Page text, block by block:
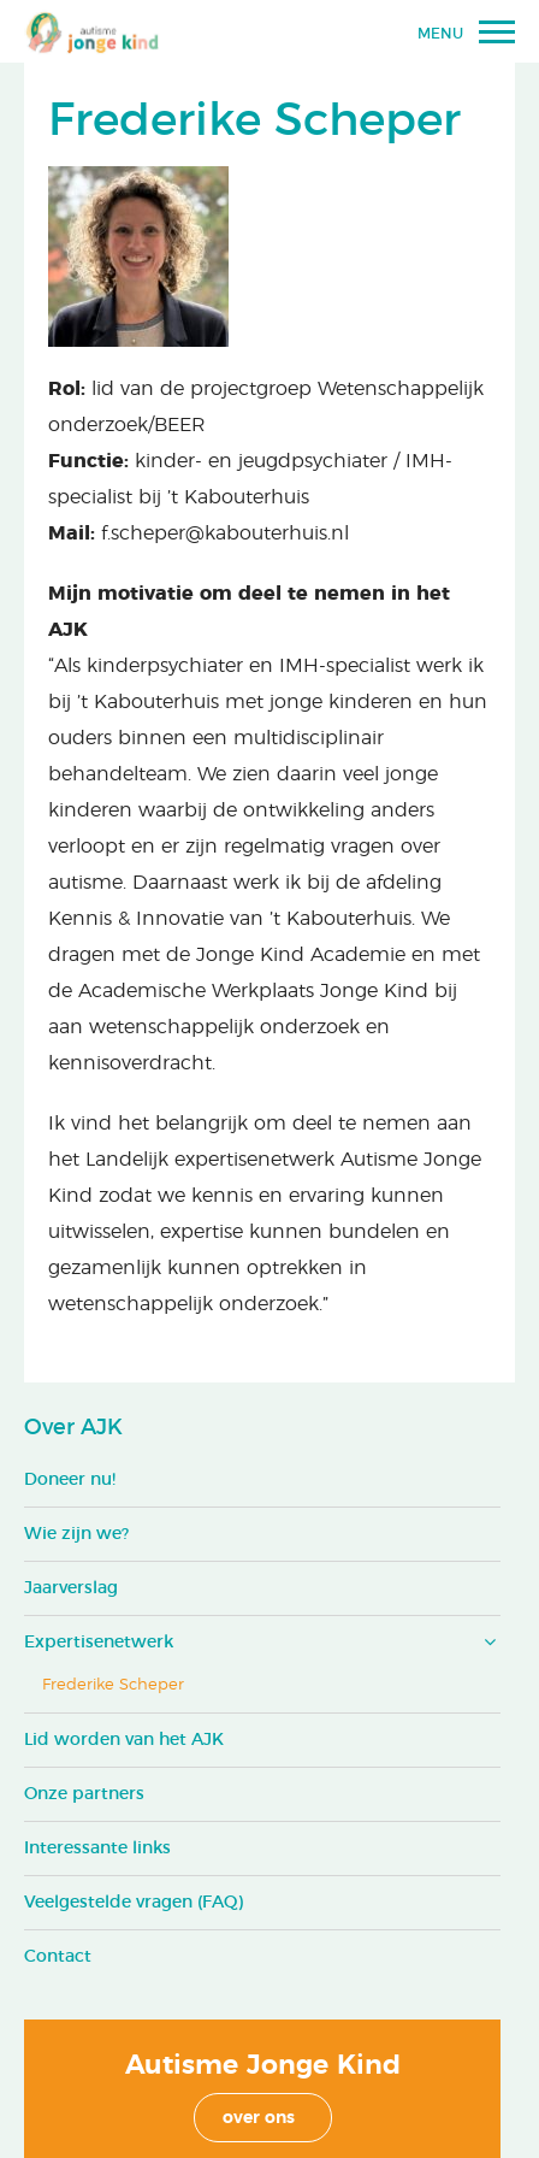
MENU
Frederike Scheper
Rol: lid van de projectgroep Wetenschappelijk
onderzoek/BEER
Functie: kinder- en jeugdpsychiater / IMH-
specialist bij ’t Kabouterhuis
Mail: f.scheper@kabouterhuis.nl
Mijn motivatie om deel te nemen in het
AJK
“Als kinderpsychiater en IMH-specialist werk ik
bij ’t Kabouterhuis met jonge kinderen en hun
ouders binnen een multidisciplinair
behandelteam. We zien daarin veel jonge
kinderen waarbij de ontwikkeling anders
verloopt en er zijn regelmatig vragen over
autisme. Daarnaast werk ik bij de afdeling
Kennis & Innovatie van ’t Kabouterhuis. We
dragen met de Jonge Kind Academie en met
de Academische Werkplaats Jonge Kind bij
aan wetenschappelijk onderzoek en
kennisoverdracht.
Ik vind het belangrijk om deel te nemen aan
het Landelijk expertisenetwerk Autisme Jonge
Kind zodat we kennis en ervaring kunnen
uitwisselen, expertise kunnen bundelen en
gezamenlijk kunnen optrekken in
wetenschappelijk onderzoek.”
Over AJK
Doneer nu!
Wie zijn we?
Jaarverslag
Expertisenetwerk
Frederike Scheper
Lid worden van het AJK
Onze partners
Interessante links
Veelgestelde vragen (FAQ)
Contact
Autisme Jonge Kind
over ons